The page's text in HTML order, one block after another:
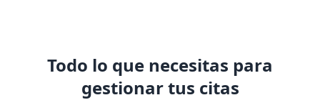
Todo lo que necesitas para
gestionar tus citas